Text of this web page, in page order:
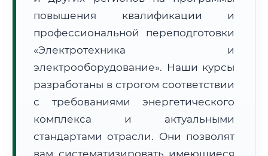
• Маршрут транзита:~1 913 км
• Экспресс-доставка СДЭК / Почтой:
3–5 рабочих дней
📜 Документы и аккредитация ФИС ФРДО
повышения квалификации и
профессиональной переподготовки
«Электротехника и
электрооборудование». Наши курсы
разработаны в строгом соответствии
с требованиями энергетического
комплекса и актуальными
стандартами отрасли. Они позволят
вам систематизировать имеющиеся